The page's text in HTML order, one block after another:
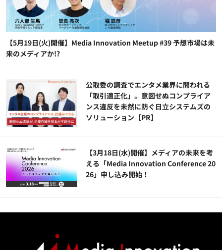
【5月19日(火)開催】Media Innovation Meetup #39 予想市場は未
来のメディアか!?
公​​取委の調査でエンタメ業界に問われる
「取引適正化」。意図せぬコンプライア
ンス違反を未然に防ぐ日立システムズの
ソリューション​【PR】
【3月18日(水)開催】メディアの未来を考
える「Media Innovation Conference 20
26」申し込み開始！